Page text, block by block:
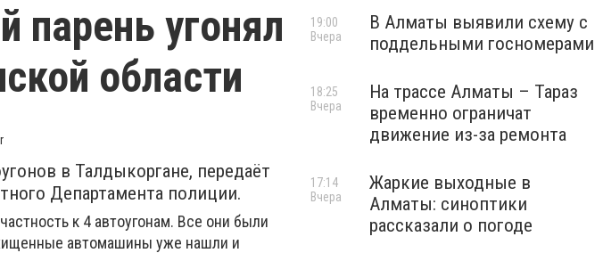
парень угонял
области
в Талдыкоргане, передаёт
Департамента полиции.
к 4 автоугонам. Все они были
автомашины уже нашли и
В Алматы выявили схему с
поддельными госномерами
19:00
Вчера
На трассе Алматы – Тараз
временно ограничат
движение из-за ремонта
18:25
Вчера
Жаркие выходные в
Алматы: синоптики
рассказали о погоде
17:14
Вчера